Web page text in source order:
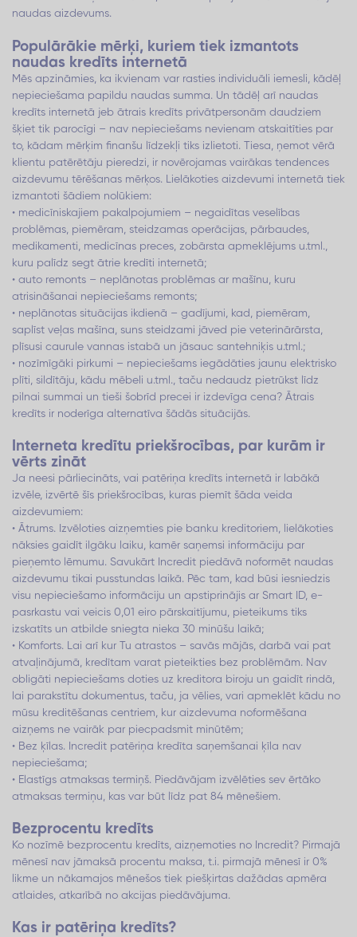
naudas aizdevums.
Populārākie mērķi, kuriem tiek izmantots
naudas kredīts internetā
Mēs apzināmies, ka ikvienam var rasties individuāli iemesli, kādēļ
nepieciešama papildu naudas summa. Un tādēļ arī naudas
kredīts internetā jeb ātrais kredīts privātpersonām daudziem
šķiet tik parocīgi – nav nepieciešams nevienam atskaitīties par
to, kādam mērķim finanšu līdzekļi tiks izlietoti. Tiesa, ņemot vērā
klientu patērētāju pieredzi, ir novērojamas vairākas tendences
aizdevumu tērēšanas mērķos. Lielākoties aizdevumi internetā tiek
izmantoti šādiem nolūkiem:
• medicīniskajiem pakalpojumiem – negaidītas veselības
problēmas, piemēram, steidzamas operācijas, pārbaudes,
medikamenti, medicīnas preces, zobārsta apmeklējums u.tml.,
kuru palīdz segt ātrie kredīti internetā;
• auto remonts – neplānotas problēmas ar mašīnu, kuru
atrisināšanai nepieciešams remonts;
• neplānotas situācijas ikdienā – gadījumi, kad, piemēram,
saplīst veļas mašīna, suns steidzami jāved pie veterinārārsta,
plīsusi caurule vannas istabā un jāsauc santehniķis u.tml.;
• nozīmīgāki pirkumi – nepieciešams iegādāties jaunu elektrisko
plīti, sildītāju, kādu mēbeli u.tml., taču nedaudz pietrūkst līdz
pilnai summai un tieši šobrīd precei ir izdevīga cena? Ātrais
kredīts ir noderīga alternatīva šādās situācijās.
Interneta kredītu priekšrocības, par kurām ir
vērts zināt
Ja neesi pārliecināts, vai patēriņa kredīts internetā ir labākā
izvēle, izvērtē šīs priekšrocības, kuras piemīt šāda veida
aizdevumiem:
• Ātrums. Izvēloties aizņemties pie banku kreditoriem, lielākoties
nāksies gaidīt ilgāku laiku, kamēr saņemsi informāciju par
pieņemto lēmumu. Savukārt Incredit piedāvā noformēt naudas
aizdevumu tikai pusstundas laikā. Pēc tam, kad būsi iesniedzis
visu nepieciešamo informāciju un apstiprinājis ar Smart ID, e-
pasrkastu vai veicis 0,01 eiro pārskaitījumu, pieteikums tiks
izskatīts un atbilde sniegta nieka 30 minūšu laikā;
• Komforts. Lai arī kur Tu atrastos – savās mājās, darbā vai pat
atvaļinājumā, kredītam varat pieteikties bez problēmām. Nav
obligāti nepieciešams doties uz kreditora biroju un gaidīt rindā,
lai parakstītu dokumentus, taču, ja vēlies, vari apmeklēt kādu no
mūsu kreditēšanas centriem, kur aizdevuma noformēšana
aizņems ne vairāk par piecpadsmit minūtēm;
• Bez ķīlas. Incredit patēriņa kredīta saņemšanai ķīla nav
nepieciešama;
• Elastīgs atmaksas termiņš. Piedāvājam izvēlēties sev ērtāko
atmaksas termiņu, kas var būt līdz pat 84 mēnešiem.
Bezprocentu kredīts
Ko nozīmē bezprocentu kredīts, aizņemoties no Incredit? Pirmajā
mēnesī nav jāmaksā procentu maksa, t.i. pirmajā mēnesī ir 0%
likme un nākamajos mēnešos tiek piešķirtas dažādas apmēra
atlaides, atkarībā no akcijas piedāvājuma.
Kas ir patēriņa kredīts?